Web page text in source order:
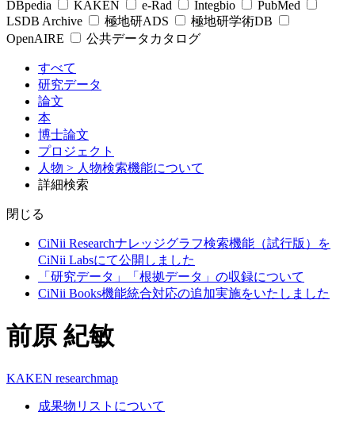
DBpedia
KAKEN e-Rad Integbio
PubMed
LSDB Archive
極地研ADS
極地研学術DB
OpenAIRE
公共データカタログ
すべて
研究データ
論文
本
博士論文
プロジェクト
人物 > 人物検索機能について
詳細検索
閉じる
CiNii Researchナレッジグラフ検索機能（試行版）を
CiNii Labsにて公開しました
「研究データ」「根拠データ」の収録について
CiNii Books機能統合対応の追加実施をいたしました
前原 紀敏
KAKEN researchmap
成果物リストについて